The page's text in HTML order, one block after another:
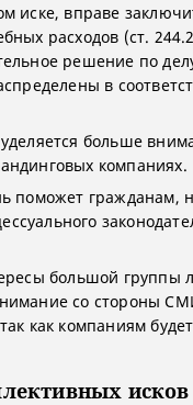
иске, вправе
расходов (ст.
решение по
в
больше
компаниях.
поможет
большой
со стороны
как компаниям
исков